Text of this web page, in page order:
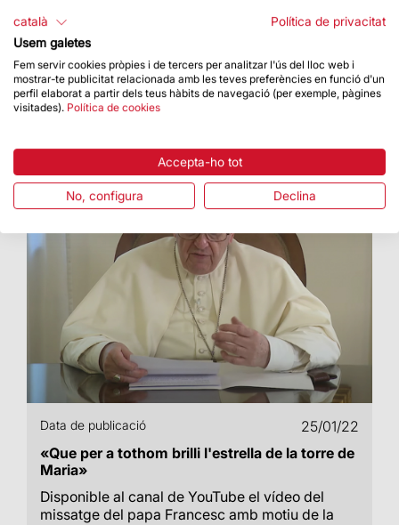
Es va celebrar el dia 29 de gener a les 18 h
Data de publicació
25/01/22
«Que per a tothom brilli l'estrella de la torre de
Maria»
Disponible al canal de YouTube el vídeo del
missatge del papa Francesc amb motiu de la
català
Política de privacitat
Usem galetes
Fem servir cookies pròpies i de tercers per analitzar l'ús del lloc web i
mostrar-te publicitat relacionada amb les teves preferències en funció d'un
perfil elaborat a partir dels teus hàbits de navegació (per exemple, pàgines
visitades). Política de cookies
Accepta-ho tot
No, configura Declina